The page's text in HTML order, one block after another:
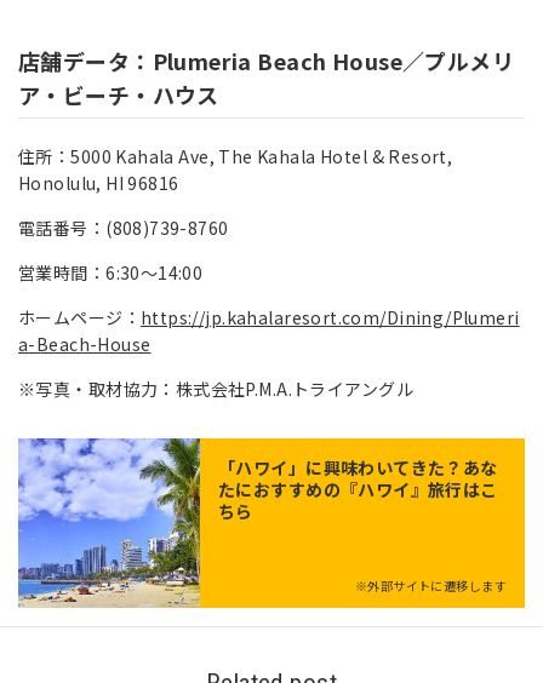
店舗データ：Plumeria Beach House／プルメリ
ア・ビーチ・ハウス
住所：5000 Kahala Ave, The Kahala Hotel & Resort,
Honolulu, HI 96816
電話番号：(808)739-8760
営業時間：6:30～14:00
ホームページ： https://jp.kahalaresort.com/Dining/Plumeri
a-Beach-House
※写真・取材協力：株式会社P.M.A.トライアングル
「ハワイ」に興味わいてきた？あな
たにおすすめの『ハワイ』旅行はこ
ちら
※外部サイトに遷移します